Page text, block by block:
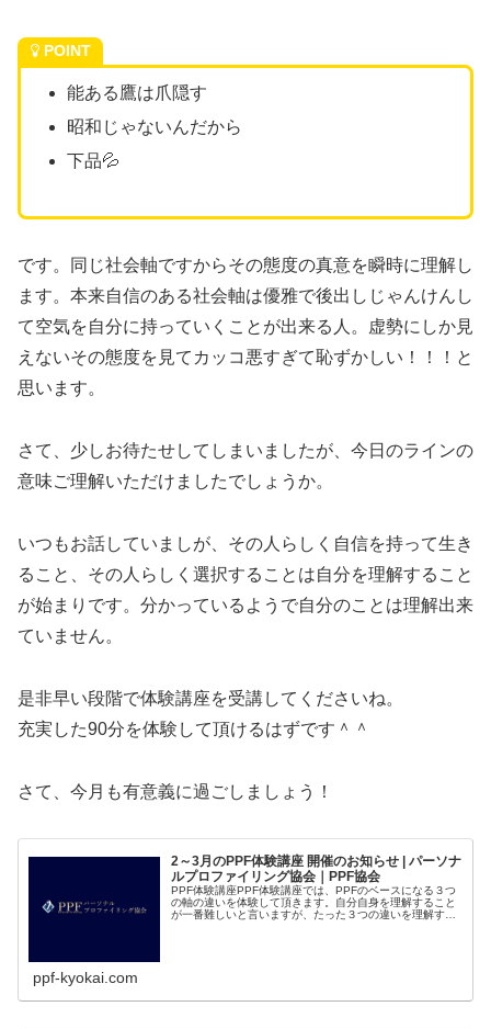
POINT
能ある鷹は爪隠す
昭和じゃないんだから
下品💦
です。同じ社会軸ですからその態度の真意を瞬時に理解し
ます。本来自信のある社会軸は優雅で後出しじゃんけんし
て空気を自分に持っていくことが出来る人。虚勢にしか見
えないその態度を見てカッコ悪すぎて恥ずかしい！！！と
思います。
さて、少しお待たせしてしまいましたが、今日のラインの
意味ご理解いただけましたでしょうか。
いつもお話していましが、その人らしく自信を持って生き
ること、その人らしく選択することは自分を理解すること
が始まりです。分かっているようで自分のことは理解出来
ていません。
是非早い段階で体験講座を受講してくださいね。
充実した90分を体験して頂けるはずです＾＾
さて、今月も有意義に過ごしましょう！
2～3月のPPF体験講座 開催のお知らせ | パーソナ
ルプロファイリング協会｜PPF協会
PPF体験講座PPF体験講座では、PPFのベースになる３つ
の軸の違いを体験して頂きます。自分自身を理解すること
が一番難しいと言いますが、たった３つの違いを理解する
ppf-kyokai.com